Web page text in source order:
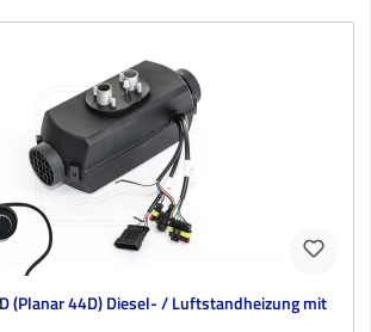
(Planar 44D) Diesel- / Luftstandheizung mit